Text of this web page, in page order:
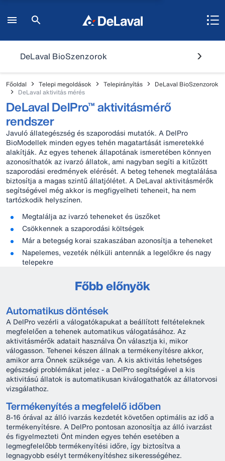
DeLaval BioSzenzorok
Főoldal Telepi megoldások Telepirányítás
DeLaval BioSzenzorok
DeLaval aktivitás mérés
DeLaval DelPro™ aktivitásmérő
rendszer
Javuló állategészség és szaporodási mutatók. A DelPro
BioModellek minden egyes tehén magatartását ismeretekké
alakítják. Az egyes tehenek állapotának ismeretében könnyen
azonosíthatók az ivarzó állatok, ami nagyban segíti a kitűzött
szaporodási eredmények elérését. A beteg tehenek megtalálása
biztosítja a magas szintű állatjólétet. A DeLaval aktivitásmérők
segítségével még akkor is megfigyelheti teheneit, ha nem
tartózkodik helyszínen.
Megtalálja az ivarzó teheneket és üszőket
Csökkennek a szaporodási költségek
Már a betegség korai szakaszában azonosítja a teheneket
Napelemes, vezeték nélküli antennák a legelőkre és nagy
telepekre
Főbb előnyök
Automatikus döntések
A DelPro vezérli a válogatókapukat a beállított feltételeknek
megfelelően a tehenek automatikus válogatásához. Az
aktivitásmérők adatait használva Ön választja ki, mikor
válogasson. Tehenei készen állnak a termékenyítésre akkor,
amikor arra Önnek szüksége van. A kis aktivitás lehetséges
egészségi problémákat jelez - a DelPro segítségével a kis
aktivitású állatok is automatikusan kiválogathatók az állatorvosi
vizsgálathoz.
Termékenyítés a megfelelő időben
8-16 órával az álló ivarzás kezdetét követően optimális az idő a
termékenyítésre. A DelPro pontosan azonosítja az álló ivarzást
és figyelmezteti Önt minden egyes tehén esetében a
legmegfelelőbb termékenyítési időre, így biztosítva a
legnagyobb esélyt termékenyítéshez sikerességéhez.